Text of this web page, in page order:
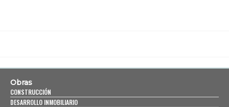
Obras
CONSTRUCCIÓN
DESARROLLO INMOBILIARIO